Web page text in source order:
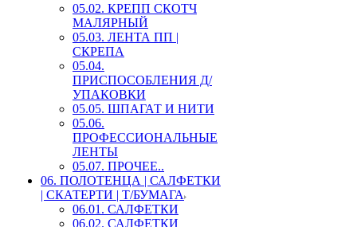
05.02. КРЕПП СКОТЧ
МАЛЯРНЫЙ
05.03. ЛЕНТА ПП |
СКРЕПА
05.04.
ПРИСПОСОБЛЕНИЯ Д/
УПАКОВКИ
05.05. ШПАГАТ И НИТИ
05.06.
ПРОФЕССИОНАЛЬНЫЕ
ЛЕНТЫ
05.07. ПРОЧЕЕ..
06. ПОЛОТЕНЦА | САЛФЕТКИ
| СКАТЕРТИ | Т/БУМАГА
06.01. САЛФЕТКИ
06.02. САЛФЕТКИ